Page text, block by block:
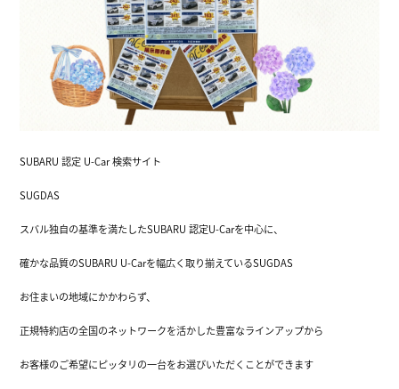
SUBARU 認定 U-Car 検索サイト
SUGDAS
スバル独自の基準を満たしたSUBARU 認定U-Carを中心に、
確かな品質のSUBARU U-Carを幅広く取り揃えているSUGDAS
お住まいの地域にかかわらず、
正規特約店の全国のネットワークを活かした豊富なラインアップから
お客様のご希望にピッタリの一台をお選びいただくことができます